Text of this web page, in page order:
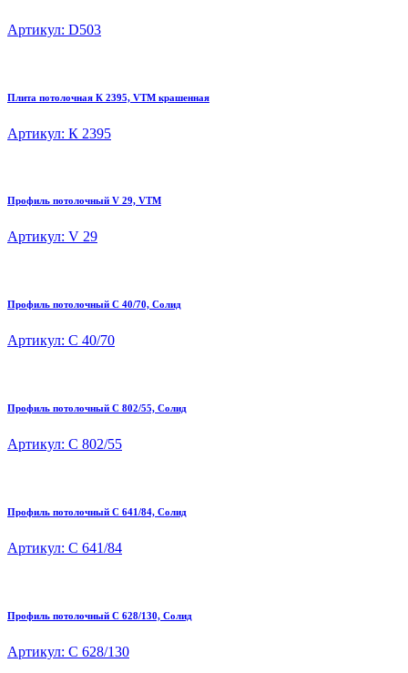
Артикул: D503
Плита потолочная К 2395, VTM крашенная
Артикул: К 2395
Профиль потолочный V 29, VTM
Артикул: V 29
Профиль потолочный C 40/70, Солид
Артикул: C 40/70
Профиль потолочный C 802/55, Солид
Артикул: C 802/55
Профиль потолочный C 641/84, Солид
Артикул: C 641/84
Профиль потолочный C 628/130, Солид
Артикул: C 628/130